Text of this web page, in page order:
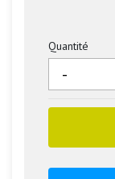
Quantité
-